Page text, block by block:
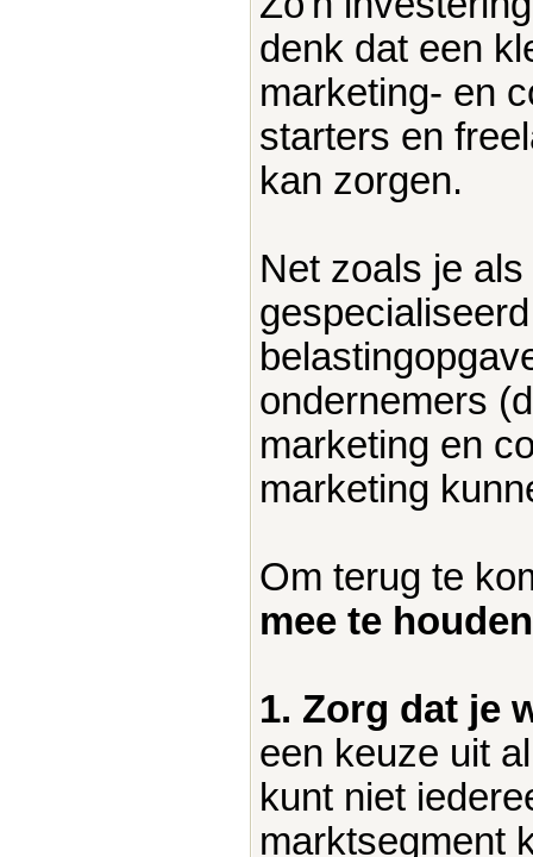
denk dat een
marketing- en
starters en
kan zorgen.
Net zoals je
ondernemers
marketing en
marketing
Om terug te
mee te
1. Zorg dat je
een keuze uit
kunt niet
marktsegment